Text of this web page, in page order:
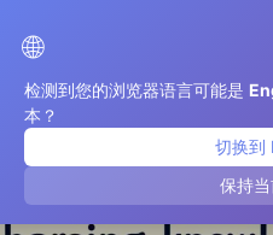
🌐
检测到您的浏览器语言可能是
本？
切换到
保持